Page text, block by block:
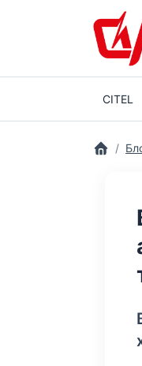
CITEL